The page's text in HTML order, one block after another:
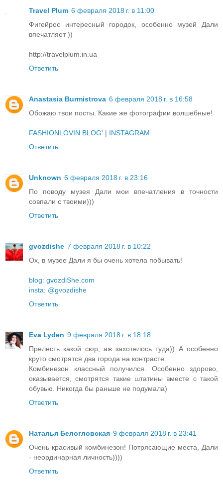
Travel Plum 6 февраля 2018 г. в 11:00
Фигейрос интересный городок, особенно музей Дали
впечатляет ))
http://travelplum.in.ua
Ответить
Anastasia Burmistrova 6 февраля 2018 г. в 16:58
Обожаю твои посты. Какие же фотографии волшебные!
FASHIONLOVIN BLOG' | INSTAGRAM
Ответить
Unknown 6 февраля 2018 г. в 23:16
По поводу музея Дали мои впечатления в точности
совпали с твоими)))
Ответить
gvozdishe 7 февраля 2018 г. в 10:22
Ох, в музее Дали я бы очень хотела побывать!
blog: gvozdiShe.com
insta: @gvozdishe
Ответить
Eva Lyden 9 февраля 2018 г. в 18:18
Прелесть какой сюр, аж захотелось туда)) А особенно
круто смотрятся два города на контрасте.
Комбинезон классный получился. Особенно здорово,
оказывается, смотрятся такие штатины вместе с такой
обувью. Никогда бы раньше не подумала)
Ответить
Наталья Белогловская 9 февраля 2018 г. в 23:41
Очень красивый комбинезон! Потрясающие места, Дали
- неординарная личность))))
Ответить